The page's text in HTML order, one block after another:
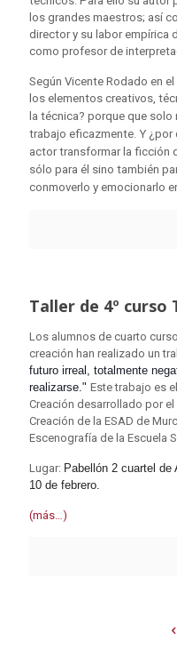
los grandes maestros; así
director y su labor empírica
como profesor de
Según Vicente Rodado en
los elementos creativos,
la técnica? porque que
trabajo eficazmente. Y ¿por
actor transformar la ficción
sólo para él sino también
conmoverlo y emocionarlo
Taller de 4º
Los alumnos de cuarto
creación han realizado un
futuro irreal, totalmente
realizarse." Este trabajo es
Creación desarrollado por
Creación de la ESAD de
Escenografía de la Escuela
Lugar: Pabellón 2 cuartel
10 de febrero.
(más…)